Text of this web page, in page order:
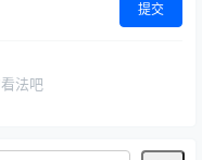
提交
法吧